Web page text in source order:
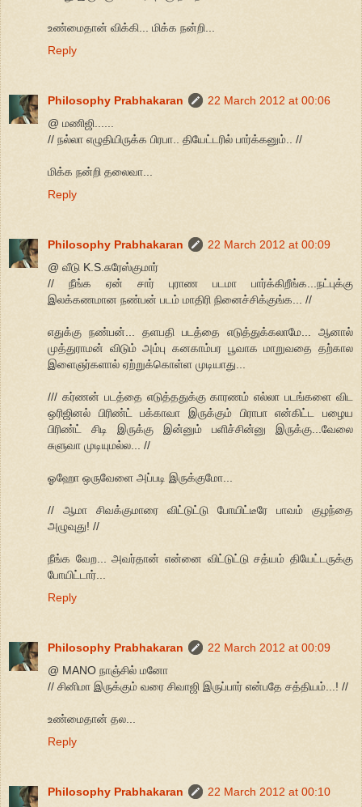
உண்மைதான் விக்கி... மிக்க நன்றி...
Reply
Philosophy Prabhakaran
22 March 2012 at 00:06
@ மணிஜி......
// நல்லா எழுதியிருக்க பிரபா.. தியேட்டரில் பார்க்கனும்.. //
மிக்க நன்றி தலைவா...
Reply
Philosophy Prabhakaran
22 March 2012 at 00:09
@ வீடு K.S.சுரேஸ்குமார்
// நீங்க ஏன் சார் புராண படமா பார்க்கிறீங்க...நட்புக்கு
இலக்கணமான நண்பன் படம் மாதிரி நினைச்சிக்குங்க... //
எதுக்கு நண்பன்... தளபதி படத்தை எடுத்துக்கலாமே... ஆனால்
முத்துராமன் விடும் அம்பு கனகாம்பர பூவாக மாறுவதை தற்கால
இளைஞர்களால் ஏற்றுக்கொள்ள முடியாது...
/// கர்ணன் படத்தை எடுத்ததுக்கு காரணம் எல்லா படங்களை விட
ஒரிஜினல் பிரிண்ட் பக்காவா இருக்கும் பிராபா என்கிட்ட பழைய
பிரிண்ட் சிடி இருக்கு இன்னும் பளிச்சின்னு இருக்கு...வேலை
சுளுவா முடியுமல்ல... //
ஓஹோ ஒருவேளை அப்படி இருக்குமோ...
// ஆமா சிவக்குமாரை விட்டுட்டு போயிட்டீரே பாவம் குழந்தை
அழுவுது! //
நீங்க வேற... அவர்தான் என்னை விட்டுட்டு சத்யம் தியேட்டருக்கு
போயிட்டார்...
Reply
Philosophy Prabhakaran
22 March 2012 at 00:09
@ MANO நாஞ்சில் மனோ
// சினிமா இருக்கும் வரை சிவாஜி இருப்பார் என்பதே சத்தியம்...! //
உண்மைதான் தல...
Reply
Philosophy Prabhakaran
22 March 2012 at 00:10